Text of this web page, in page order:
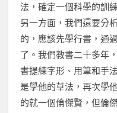
法，確定一個科學的訓
另一方面，我們還要分
的，應該先學行書，通
了。我們教書二十多年
書提練字形、用筆和手
是學他的草法，再次學
的就一個倫傑賢，但倫